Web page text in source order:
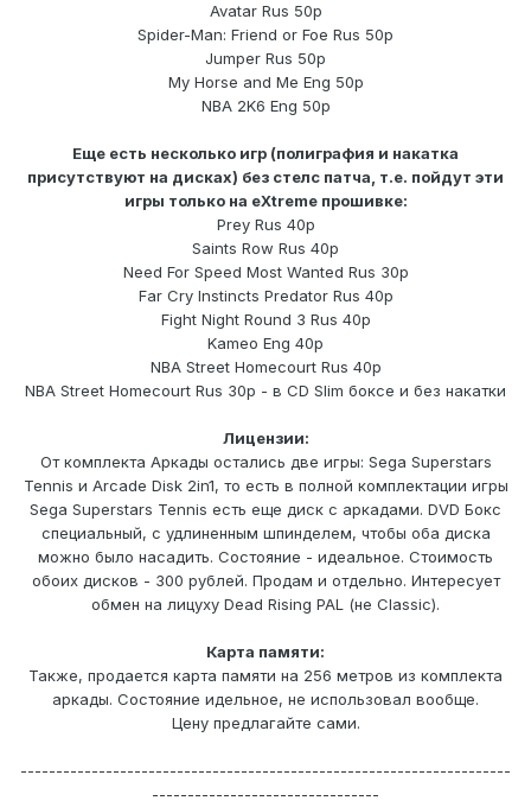
Avatar Rus 50р
Spider-Man: Friend or Foe Rus 50р
Jumper Rus 50р
My Horse and Me Eng 50р
NBA 2K6 Eng 50р
Еще есть несколько игр (полиграфия и накатка
присутствуют на дисках) без стелс патча, т.е. пойдут эти
игры только на eXtreme прошивке:
Prey Rus 40р
Saints Row Rus 40р
Need For Speed Most Wanted Rus 30р
Far Cry Instincts Predator Rus 40р
Fight Night Round 3 Rus 40р
Kameo Eng 40р
NBA Street Homecourt Rus 40р
NBA Street Homecourt Rus 30р - в CD Slim боксе и без накатки
Лицензии:
От комплекта Аркады остались две игры: Sega Superstars
Tennis и Arcade Disk 2in1, то есть в полной комплектации игры
Sega Superstars Tennis есть еще диск с аркадами. DVD Бокс
специальный, с удлиненным шпинделем, чтобы оба диска
можно было насадить. Состояние - идеальное. Стоимость
обоих дисков - 300 рублей. Продам и отдельно. Интересует
обмен на лицуху Dead Rising PAL (не Classic).
Карта памяти:
Также, продается карта памяти на 256 метров из комплекта
аркады. Состояние идельное, не использовал вообще.
Цену предлагайте сами.
---------------------------------------------------------------------
--------------------------------